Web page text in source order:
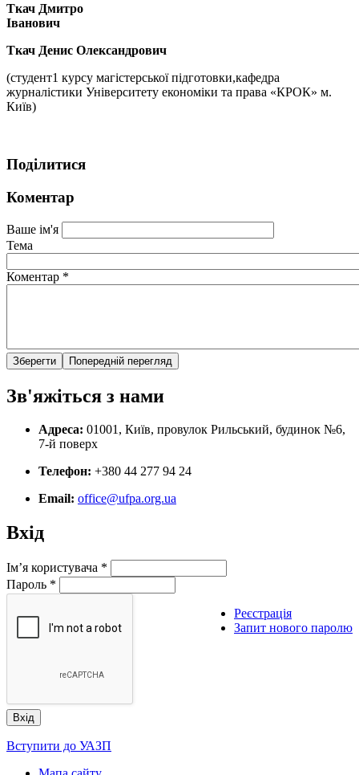
Ткач Дмитро
Іванович
Ткач Денис Олександрович
(студент1 курсу магістерської підготовки,кафедра
журналістики Університету економіки та права «КРОК» м.
Київ)
Поділитися
Коментар
Ваше ім'я
Тема
Коментар *
Зв'яжіться з нами
Адреса: 01001, Київ, провулок Рильський, будинок №6,
7-й поверх
Телефон: +380 44 277 94 24
Email: office@ufpa.org.ua
Вхід
Ім’я користувача *
Пароль *
Реєстрація
Запит нового паролю
Вступити до УАЗП